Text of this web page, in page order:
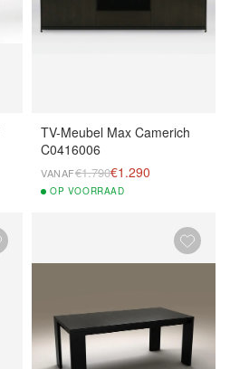
TV-Meubel Max Camerich
C0416006
VANAF€1.790€1.290
OP VOORRAAD